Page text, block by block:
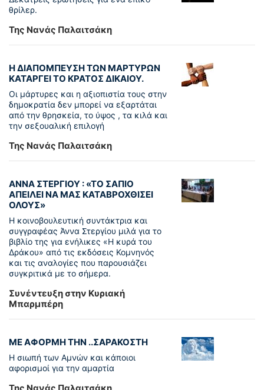
θρίλερ.
Της Νανάς Παλαιτσάκη
Η ΔΙΑΠΟΜΠΕΥΣΗ ΤΩΝ ΜΑΡΤΥΡΩΝ
ΚΑΤΑΡΓΕΙ ΤΟ ΚΡΑΤΟΣ ΔΙΚΑΙΟΥ.
Οι μάρτυρες και η αξιοπιστία τους στην
δημοκρατία δεν μπορεί να εξαρτάται
από την θρησκεία, το ύψος , τα κιλά και
την σεξουαλική επιλογή
Της Νανάς Παλαιτσάκη
ΑΝΝΑ ΣΤΕΡΓΙΟΥ : «ΤΟ ΣΑΠΙΟ
ΑΠΕΙΛΕΙ ΝΑ ΜΑΣ ΚΑΤΑΒΡΟΧΘΙΣΕΙ
ΟΛΟΥΣ»
Η κοινοβουλευτική συντάκτρια και
συγγραφέας Άννα Στεργίου μιλά για το
βιβλίο της για ενήλικες «Η κυρά του
Δράκου» από τις εκδόσεις Κομνηνός
και τις αναλογίες που παρουσιάζει
συγκριτικά με το σήμερα.
Συνέντευξη στην Κυριακή
Μπαρμπέρη
ΜΕ ΑΦΟΡΜΗ ΤΗΝ ..ΣΑΡΑΚΟΣΤΗ
Η σιωπή των Αμνών και κάποιοι
αφορισμοί για την αμαρτία
Της Νανάς Παλαιτσάκη